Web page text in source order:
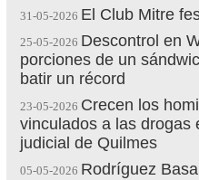
31-05-2026 El Club Mitre
25-05-2026 Descontrol en
porciones de un
batir un récord
23-05-2026 Crecen los
vinculados a las drogas
judicial de Quilmes
05-05-2026 Rodríguez